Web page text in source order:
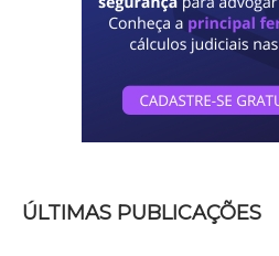
ÚLTIMAS PUBLICAÇÕES